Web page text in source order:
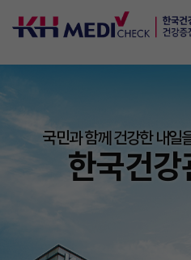
국민과 함께 건강한 내일
한국건강